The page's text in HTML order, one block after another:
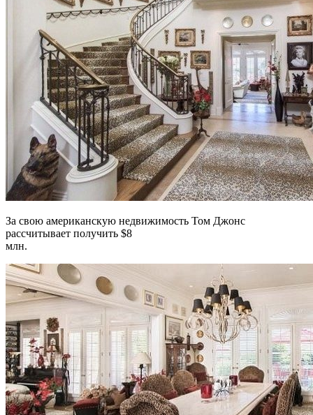
За свою американскую недвижимость Том Джонс
рассчитывает получить $8
млн.